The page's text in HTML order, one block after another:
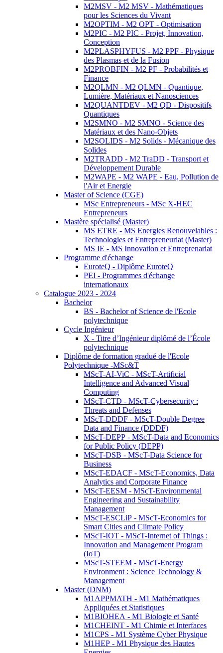
M2MSV - M2 MSV - Mathématiques
pour les Sciences du Vivant
M2OPTIM - M2 OPT - Optimisation
M2PIC - M2 PIC - Projet, Innovation,
Conception
M2PLASPHYFUS - M2 PPF - Physique
des Plasmas et de la Fusion
M2PROBFIN - M2 PF - Probabilités et
Finance
M2QLMN - M2 QLMN - Quantique,
Lumière, Matériaux et Nanosciences
M2QUANTDEV - M2 QD - Dispositifs
Quantiques
M2SMNO - M2 SMNO - Science des
Matériaux et des Nano-Objets
M2SOLIDS - M2 Solids - Mécanique des
Solides
M2TRADD - M2 TraDD - Transport et
Développement Durable
M2WAPE - M2 WAPE - Eau, Pollution de
l'Air et Energie
Master of Science (CGE)
MSc Entrepreneurs - MSc X-HEC
Entrepreneurs
Mastère spécialisé (Master)
MS ETRE - MS Energies Renouvelables :
Technologies et Entrepreneuriat (Master)
MS IE - MS Innovation et Entreprenariat
Programme d'échange
EuroteQ - Diplôme EuroteQ
PEI - Programmes d'échange
internationaux
Catalogue 2023 - 2024
Bachelor
BS - Bachelor of Science de l'Ecole
polytechnique
Cycle Ingénieur
X - Titre d’Ingénieur diplômé de l’École
polytechnique
Diplôme de formation gradué de l'Ecole
Polytechnique -MSc&T
MScT-AI-ViC - MScT-Artificial
Intelligence and Advanced Visual
Computing
MScT-CTD - MScT-Cybersecurity :
Threats and Defenses
MScT-DDDF - MScT-Double Degree
Data and Finance (DDDF)
MScT-DEPP - MScT-Data and Economics
for Public Policy (DEPP)
MScT-DSB - MScT-Data Science for
Business
MScT-EDACF - MScT-Economics, Data
Analytics and Corporate Finance
MScT-EESM - MScT-Environmental
Engineering and Sustainability
Management
MScT-ESCLiP - MScT-Economics for
Smart Cities and Climate Policy
MScT-IOT - MScT-Internet of Things :
Innovation and Management Program
(IoT)
MScT-STEEM - MScT-Energy
Environment : Science Technology &
Management
Master (DNM)
M1APPMATH - M1 Mathématiques
Appliquées et Statistiques
M1BIOHEA - M1 Biologie et Santé
M1CHEINT - M1 Chimie et Interfaces
M1CPS - M1 Système Cyber Physique
M1HEP - M1 Physique des Hautes